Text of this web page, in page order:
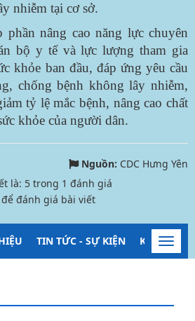
nhiễm tại cơ sở.
phần nâng cao năng lực chuyên
bộ y tế và lực lượng tham gia
khỏe ban đầu, đáp ứng yêu cầu
chống bệnh không lây nhiễm,
tỷ lệ mắc bệnh, nâng cao chất
khỏe của người dân.
Nguồn: CDC Hưng Yên
là: 5 trong 1 đánh giá
để đánh giá bài viết
TIN TỨC - SỰ KIỆN KIỂM